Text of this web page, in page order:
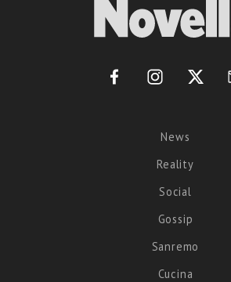
News
Reality
Social
Gossip
Sanremo
Cucina